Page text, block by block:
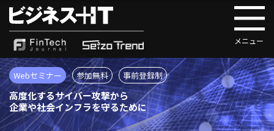
Webセミナー 参加無料 事前登録制
高度化するサイバー攻撃から
企業や社会インフラを守るために